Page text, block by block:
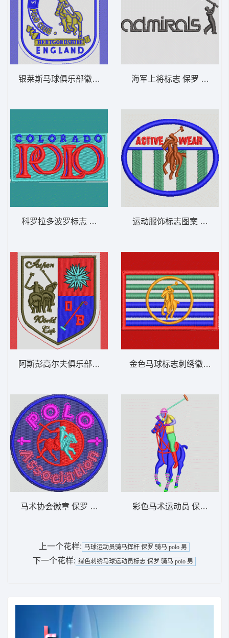
银莱斯马球俱乐部徽章 保罗 骑马 polo 男
科罗拉多波罗标志 保罗 骑马 polo 男
阿斯彭高尔夫俱乐部徽章 保罗 骑马 polo 男
马术协会徽章 保罗 骑马 polo 男
海军上将标志 保罗 骑马
运动服饰标志图案 保罗 骑
金色马球标志刺绣徽章 保
彩色马术运动员 保罗 骑马
上一个花样: 马球运动员骑马挥杆 保罗 骑马 polo 男
下一个花样: 绿色刺绣马球运动员标志 保罗 骑马 polo 男